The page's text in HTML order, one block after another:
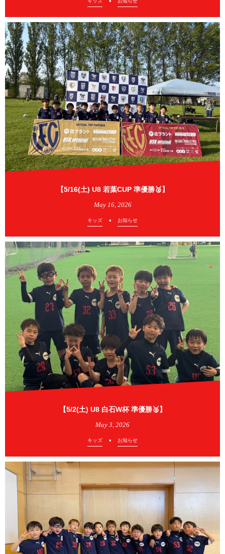
【5/16(土) U8 若葉CUP 準優勝🥈】
May 16, 2026
キッズ お知らせ
【5/2(土) U8 白石W杯 準優勝🥈】
May 3 2026
キッズ お知らせ